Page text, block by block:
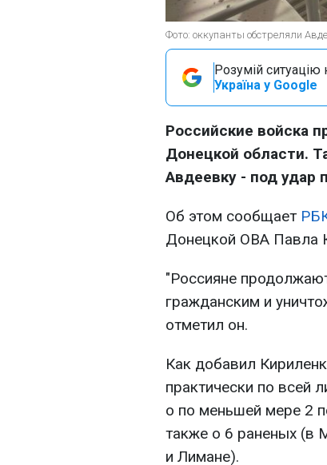
Фото: оккупанты обстреляли
Розумій ситуацію
Україна у Google
Российские войска
Донецкой области.
Авдеевку - под удар
Об этом сообщает
Донецкой ОВА Павла
"Россияне
гражданским и
отметил он.
Как добавил
практически по всей
о по меньшей мере 2
также о 6 раненых (в
и Лимане).